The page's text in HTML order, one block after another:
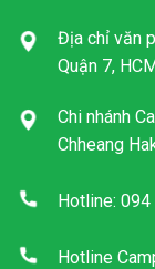
Địa chỉ văn
Quận 7, HCM
Chi nhánh
Chheang
Hotline:
Hotline